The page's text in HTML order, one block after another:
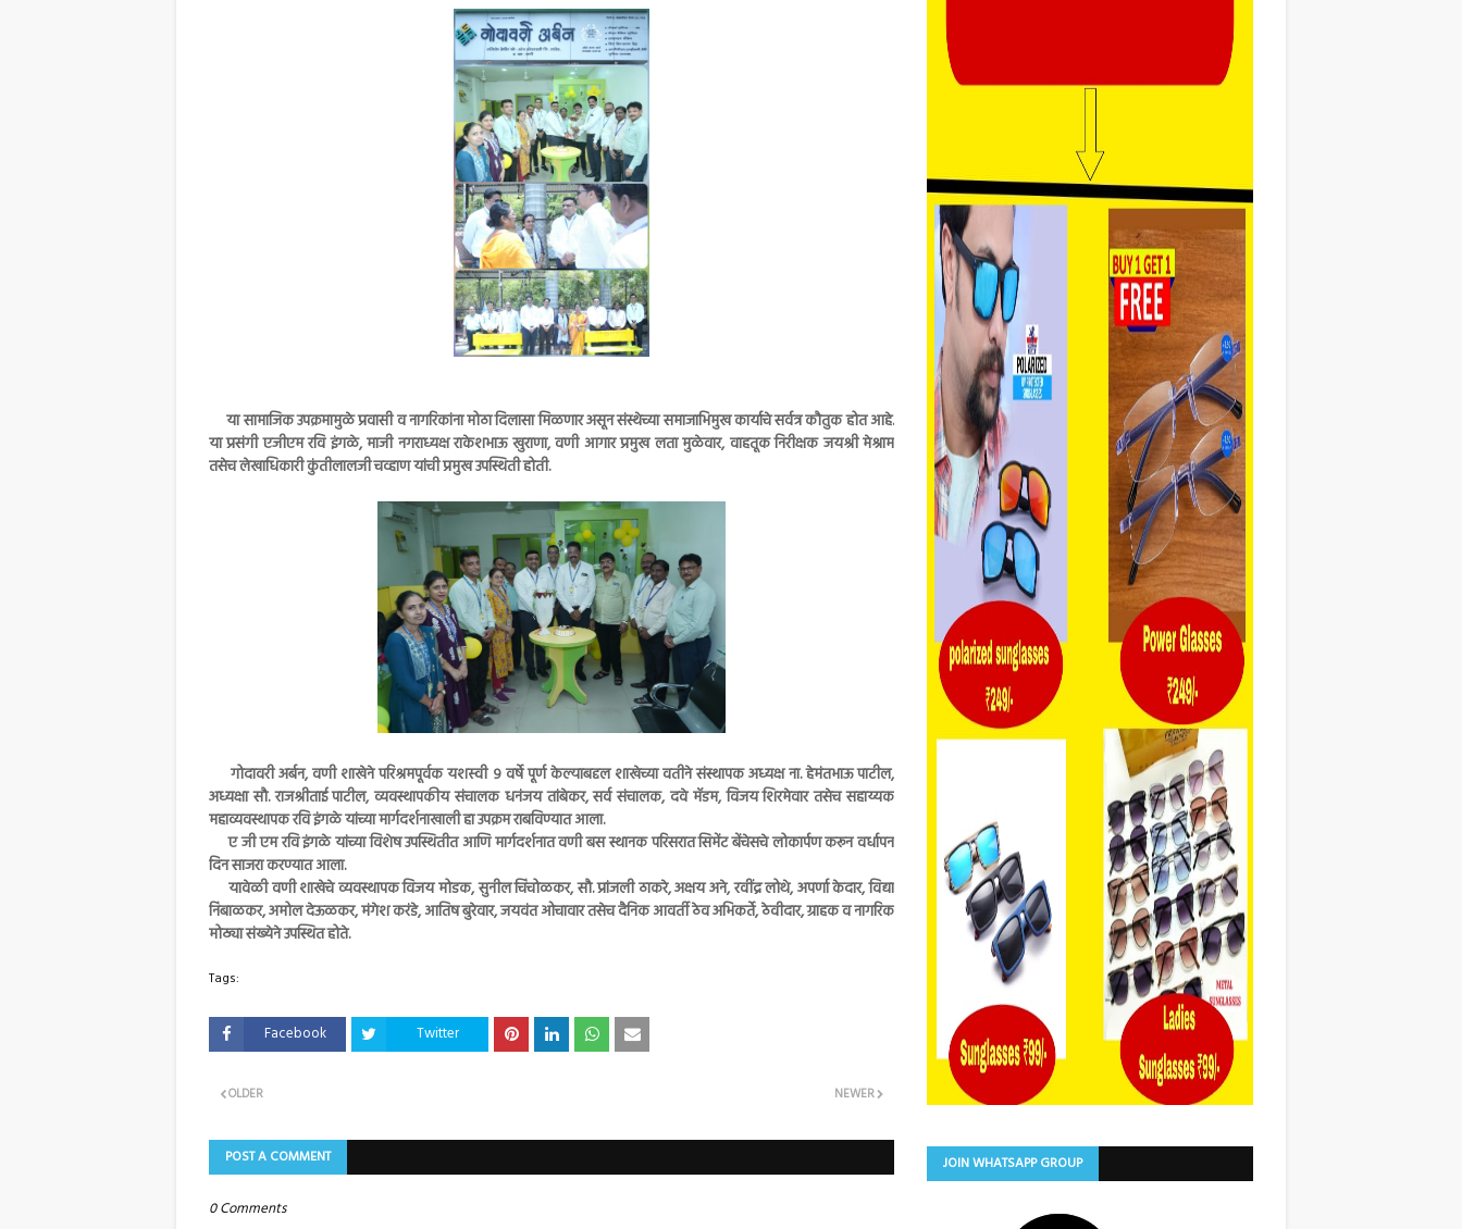
या सामाजिक उपक्रमामुळे प्रवासी व नागरिकांना मोठा दिलासा मिळणार असून संस्थेच्या समाजाभिमुख कार्याचे सर्वत्र कौतुक होत आहे.
या प्रसंगी एजीएम रवि इंगळे, माजी नगराध्यक्ष राकेशभाऊ खुराणा, वणी आगार प्रमुख लता मुळेवार, वाहतूक निरीक्षक जयश्री मेश्राम
तसेच लेखाधिकारी कुंतीलालजी चव्हाण यांची प्रमुख उपस्थिती होती.
गोदावरी अर्बन, वणी शाखेने परिश्रमपूर्वक यशस्वी ९ वर्षे पूर्ण केल्याबद्दल शाखेच्या वतीने संस्थापक अध्यक्ष ना. हेमंतभाऊ पाटील,
अध्यक्षा सौ. राजश्रीताई पाटील, व्यवस्थापकीय संचालक धनंजय तांबेकर, सर्व संचालक, दवे मॅडम, विजय शिरमेवार तसेच सहाय्यक
महाव्यवस्थापक रवि इंगळे यांच्या मार्गदर्शनाखाली हा उपक्रम राबविण्यात आला.
ए जी एम रवि इंगळे यांच्या विशेष उपस्थितीत आणि मार्गदर्शनात वणी बस स्थानक परिसरात सिमेंट बेंचेसचे लोकार्पण करून वर्धापन
दिन साजरा करण्यात आला.
यावेळी वणी शाखेचे व्यवस्थापक विजय मोडक, सुनील चिंचोळकर, सौ. प्रांजली ठाकरे, अक्षय अने, रवींद्र लोथे, अपर्णा केदार, विद्या
निंबाळकर, अमोल देऊळकर, मंगेश करंडे, आतिष बुरेवार, जयवंत ओचावार तसेच दैनिक आवर्ती ठेव अभिकर्ते, ठेवीदार, ग्राहक व नागरिक
मोठ्या संख्येने उपस्थित होते.
Tags:
Facebook Twitter
NEWER
OLDER
POST A COMMENT
0 Comments
JOIN WHATSAPP GROUP